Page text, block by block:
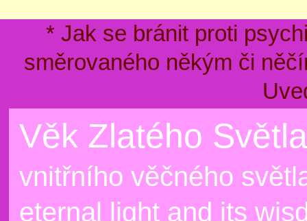
* Jak se bránit proti
směrovaného někým či
Věk Zlatého
vnitřního věčného
eternal light and its